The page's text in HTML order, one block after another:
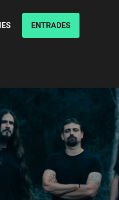
ENTRADES